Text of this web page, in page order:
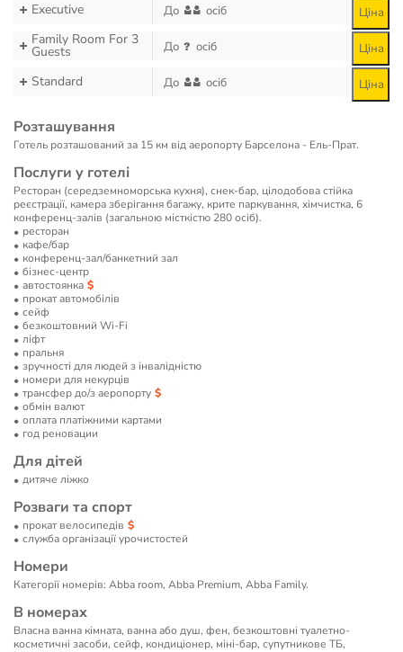
Executive До осіб Ціна
Family Room For 3
Guests До осіб Ціна
Standard До осіб Ціна
Розташування
Готель розташований за 15 км від аеропорту Барселона - Ель-Прат.
Послуги у готелі
Ресторан (середземноморська кухня), снек-бар, цілодобова стійка
реєстрації, камера зберігання багажу, крите паркування, хімчистка, 6
конференц-залів (загальною місткістю 280 осіб).
ресторан
кафе/бар
конференц-зал/банкетний зал
бізнес-центр
автостоянка
прокат автомобілів
сейф
безкоштовний Wi-Fi
ліфт
пральня
зручності для людей з інвалідністю
номери для некурців
трансфер до/з аеропорту
обмін валют
оплата платіжними картами
год реновации
Для дітей
дитяче ліжко
Розваги та спорт
прокат велосипедів
служба організації урочистостей
Номери
Категорії номерів: Abba room, Abba Premium, Abba Family.
В номерах
Власна ванна кімната, ванна або душ, фен, безкоштовні туалетно-
косметичні засоби, сейф, кондиціонер, міні-бар, супутникове ТБ,